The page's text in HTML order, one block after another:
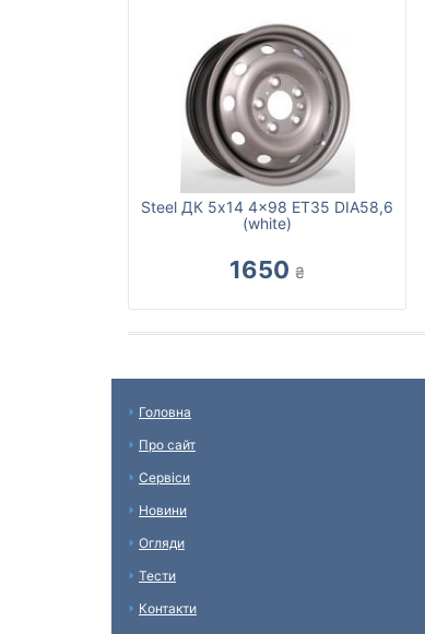
Steel ДК 5x14 4x98 ET35 DIA58,6
(white)
1650 ₴
Головна
Про сайт
Сервіси
Новини
Огляди
Тести
Контакти